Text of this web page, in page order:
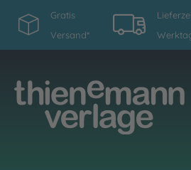
Gratis
Versand*